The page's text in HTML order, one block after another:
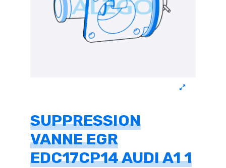
SUPPRESSION
VANNE EGR
EDC17CP14 AUDI A1 1